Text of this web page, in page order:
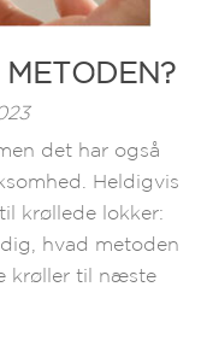
det har også
Heldigvis
krøllede lokker:
hvad metoden
krøller til næste